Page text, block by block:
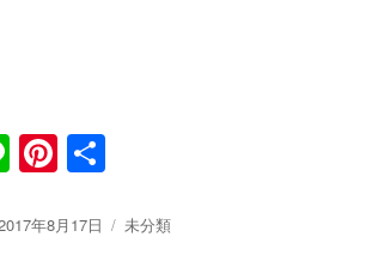
Li
e
Pi
te
年8月17日
カ
未分類